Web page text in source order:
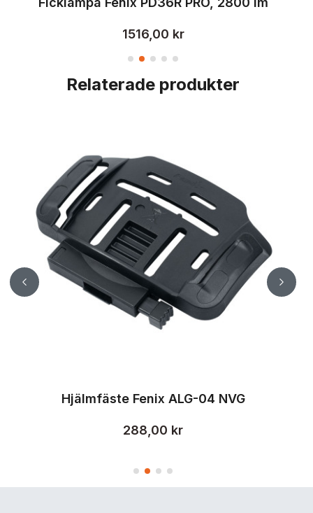
1516,00 kr
Relaterade produkter
Hjälmfäste Fenix ALG-04 NVG
288,00 kr